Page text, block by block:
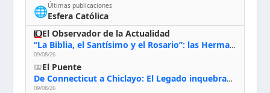
🌐Últimas publicaciones
Esfera Católica
El Observador de la Actualidad
“La Biblia, el Santísimo y el Rosario”: las Hermanas de Belén, evacuadas por el incendio de Huelva, España
09/08/26
El Puente
De Connecticut a Chiclayo: El Legado inquebrantable de Monseñor Juan Tomis Stack
09/08/26